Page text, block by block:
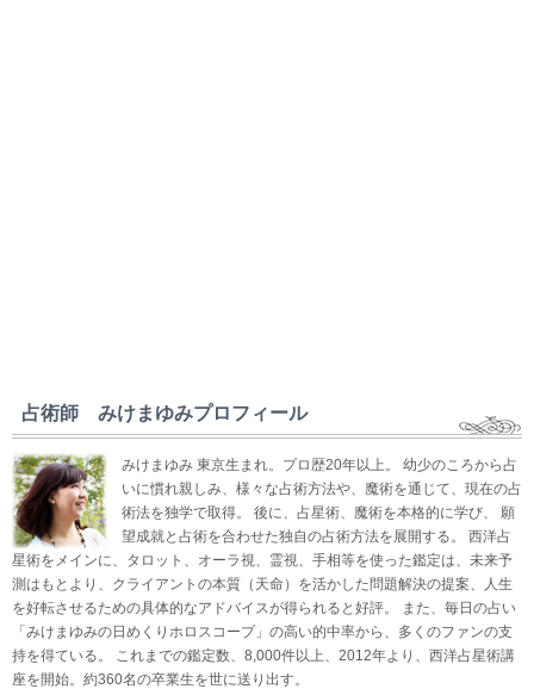
占術師 みけまゆみプロフィール
みけまゆみ 東京生まれ。プロ歴20年以上。 幼少のころから占
いに慣れ親しみ、様々な占術方法や、魔術を通じて、現在の占
術法を独学で取得。 後に、占星術、魔術を本格的に学び、 願
望成就と占術を合わせた独自の占術方法を展開する。 西洋占
星術をメインに、タロット、オーラ視、霊視、手相等を使った鑑定は、未来予
測はもとより、クライアントの本質（天命）を活かした問題解決の提案、人生
を好転させるための具体的なアドバイスが得られると好評。 また、毎日の占い
「みけまゆみの日めくりホロスコープ」の高い的中率から、多くのファンの支
持を得ている。 これまでの鑑定数、8,000件以上、2012年より、西洋占星術講
座を開始。約360名の卒業生を世に送り出す。